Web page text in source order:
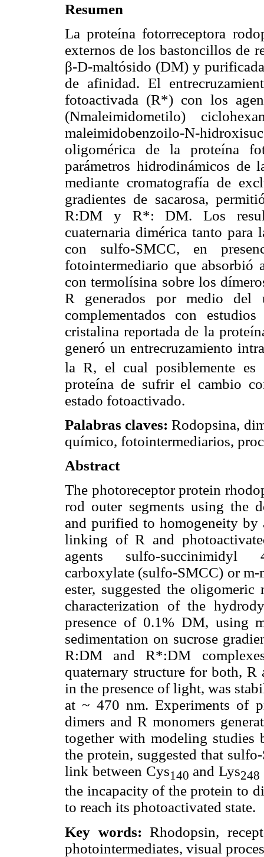
Resumen
La proteína fotorreceptora
externos de los bastoncillos de
β-D-maltósido (DM) y
de afinidad. El
fotoactivada (R*) con los
(Nmaleimidometilo)
maleimidobenzoilo-N-
oligomérica de la proteína
parámetros hidrodinámicos
mediante cromatografía de
gradientes de sacarosa,
R:DM y R*: DM. Los
cuaternaria dimérica tanto
con sulfo-SMCC, en
fotointermediario que absorbió
con termolísina sobre los
R generados por medio del
complementados con
cristalina reportada de la
generó un entrecruzamiento
la R, el cual posiblemente es
proteína de sufrir el cambio
estado fotoactivado.
Palabras claves: Rodopsina,
químico, fotointermediarios,
Abstract
The photoreceptor protein
rod outer segments using the
and purified to homogeneity by
linking of R and
agents sulfo-succinimidyl
carboxylate (sulfo-SMCC) or
ester, suggested the
characterization of the
presence of 0.1% DM, using
sedimentation on sucrose
R:DM and R*:DM
quaternary structure for both,
in the presence of light, was
at ~ 470 nm. Experiments of
dimers and R monomers
together with modeling studies
the protein, suggested that
link between Cys140 and Lys248
the incapacity of the protein to
to reach its photoactivated state.
Key words: Rhodopsin,
photointermediates, visual